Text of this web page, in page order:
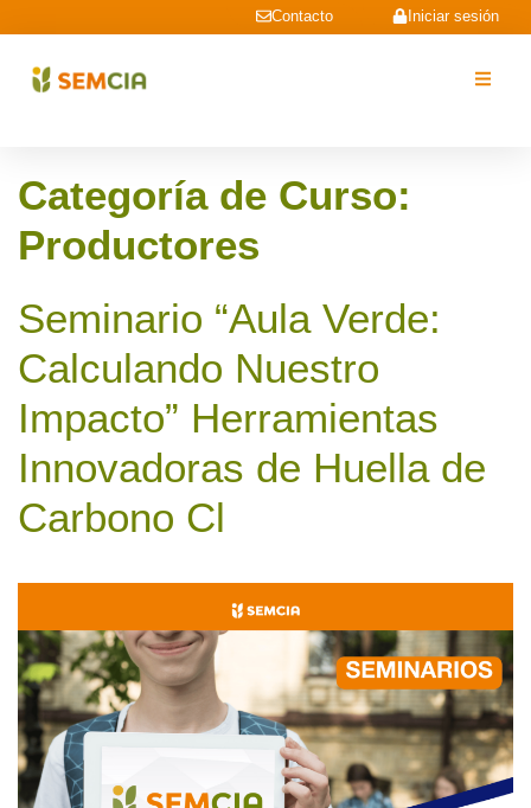
Iniciar sesión
Contacto
Categoría de Curso:
Productores
Seminario “Aula Verde:
Calculando Nuestro
Impacto” Herramientas
Innovadoras de Huella de
Carbono Cl